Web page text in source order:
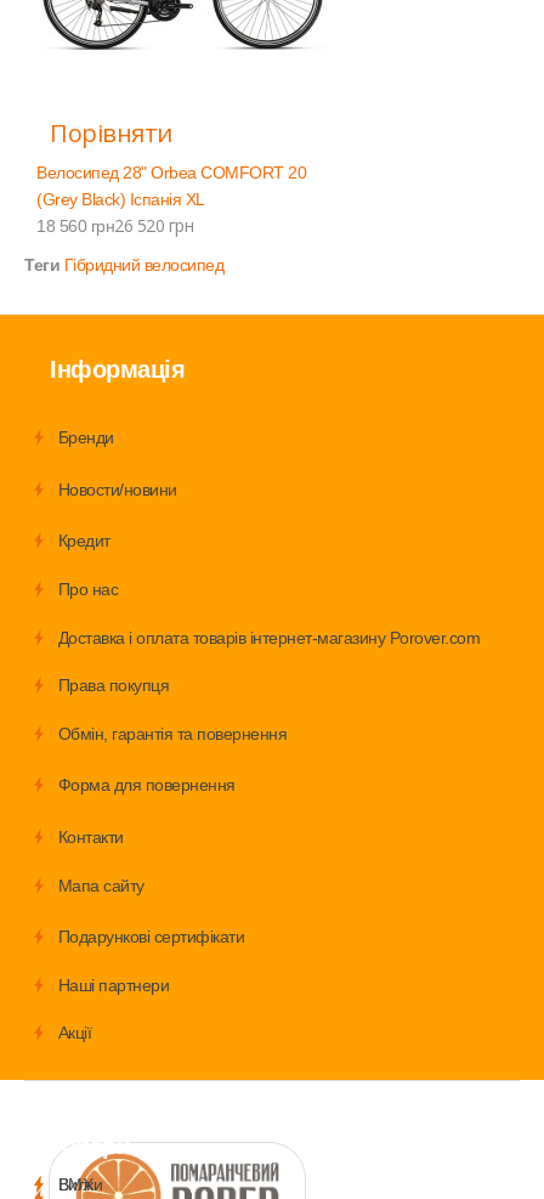
Порівняти
Велосипед 28" Orbea COMFORT 20
(Grey Black) Іспанія XL
18 560 грн26 520 грн
Теги Гібридний велосипед
Інформація
Бренди
Новости/новини
Кредит
Про нас
Доставка і оплата товарів інтернет-магазину Porover.com
Права покупця
Обмiн, гарантія та повернення
Форма для повернення
Контакти
Мапа сайту
Подарункові сертифікати
Наші партнери
Акції
BMX
Вилки
товари
і